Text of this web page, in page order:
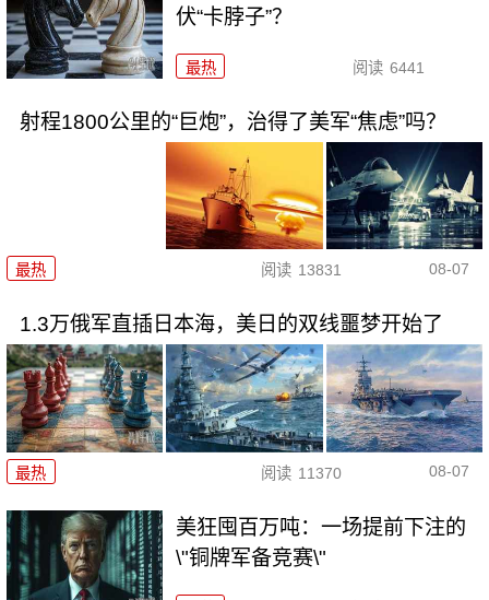
伏“卡脖子”？
最热 阅读 6441
射程1800公里的“巨炮”，治得了美军“焦虑”吗？
最热 阅读 13831 08-07
1.3万俄军直插日本海，美日的双线噩梦开始了
最热 阅读 11370 08-07
美狂囤百万吨：一场提前下注的
\"铜牌军备竞赛\"